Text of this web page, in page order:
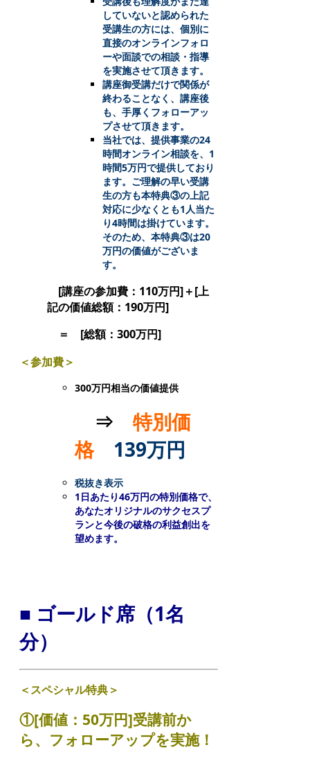
していないと認められた
受講生の方には、個別に
直接のオンラインフォロ
ーや面談での相談・指導
を実施させて頂きます。
講座御受講だけで関係が
終わることなく、講座後
も、手厚くフォローアッ
プさせて頂きます。
当社では、提供事業の24
時間オンライン相談を、1
時間5万円で提供しており
ます。ご理解の早い受講
生の方も本特典③の上記
対応に少なくとも1人当た
り4時間は掛けています。
そのため、本特典③は20
万円の価値がございま
す。
[講座の参加費：110万円]＋[上
記の価値総額：190万円]
＝ [総額：300万円]
＜参加費＞
300万円相当の価値提供
⇒ 特別価
格
139万円
税抜き表示
1日あたり46万円の特別価格で、
あなたオリジナルのサクセスプ
ランと今後の破格の利益創出を
望めます。
■ ゴールド席（1名
分）
＜スペシャル特典＞
①[価値：50万円]受講前か
ら、フォローアップを実施！